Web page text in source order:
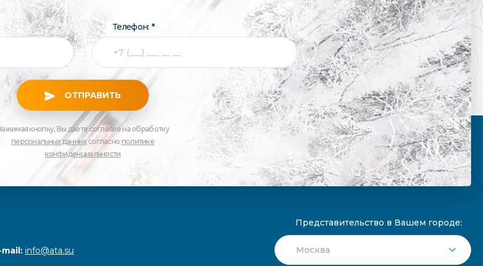
Телефон: *
ОТПРАВИТЬ
кнопку, Вы даете согласие на обработку
персональных данныхсогласно политике
конфиденциальности
mail:info@ata.su
Представительство в Вашем городе: